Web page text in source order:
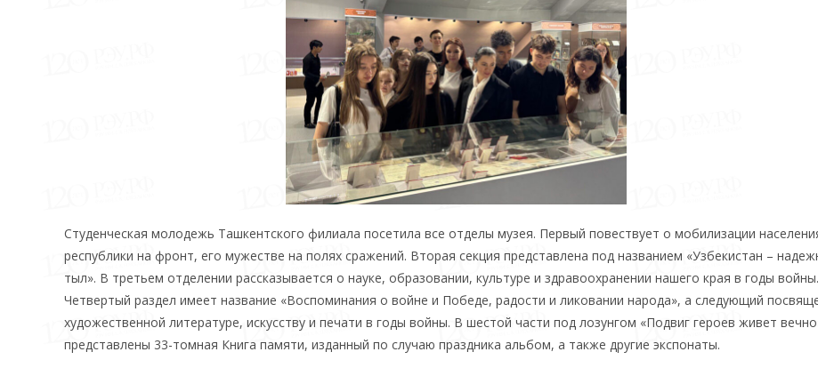
Студенческая молодежь Ташкентского филиала посетила все отделы музея. Первый повествует о мобилизации
республики на фронт, его мужестве на полях сражений. Вторая секция представлена под названием «Узбекистан –
тыл». В третьем отделении рассказывается о науке, образовании, культуре и здравоохранении нашего края в годы войны.
Четвертый раздел имеет название «Воспоминания о войне и Победе, радости и ликовании народа», а следующий
художественной литературе, искусству и печати в годы войны. В шестой части под лозунгом «Подвиг героев живет
представлены 33-томная Книга памяти, изданный по случаю праздника альбом, а также другие экспонаты.